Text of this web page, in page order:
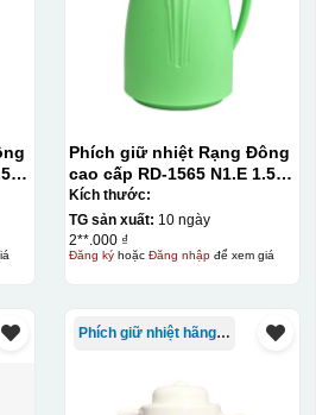
để in lên bề mặt sản
móc khóa hay các vật phẩm quà
có thể in trên nhiều chất liệu và
số lượng lớn, tuy nhiên đòi hỏi
và chi phí setup ban đầu
Phích giữ nhiệt Rạng Đông
cao cấp RD-1565 N1.E 1.5L
màu xanh lá
Kích thước:
TG sản xuất: 10 ngày
2**.000 ₫
Đăng kýhoặc Đăng nhậpđể xem giá
Phích giữ nhiệt hãng Rạng Đông